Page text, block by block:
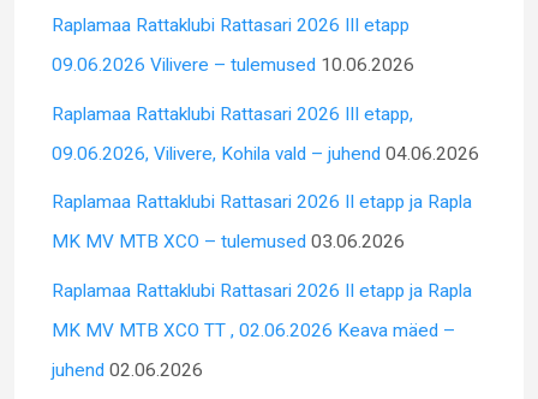
Raplamaa Rattaklubi Rattasari 2026 III etapp
09.06.2026 Vilivere – tulemused 10.06.2026
Raplamaa Rattaklubi Rattasari 2026 III etapp,
09.06.2026, Vilivere, Kohila vald – juhend 04.06.2026
Raplamaa Rattaklubi Rattasari 2026 II etapp ja Rapla
MK MV MTB XCO – tulemused 03.06.2026
Raplamaa Rattaklubi Rattasari 2026 II etapp ja Rapla
MK MV MTB XCO TT , 02.06.2026 Keava mäed –
juhend 02.06.2026